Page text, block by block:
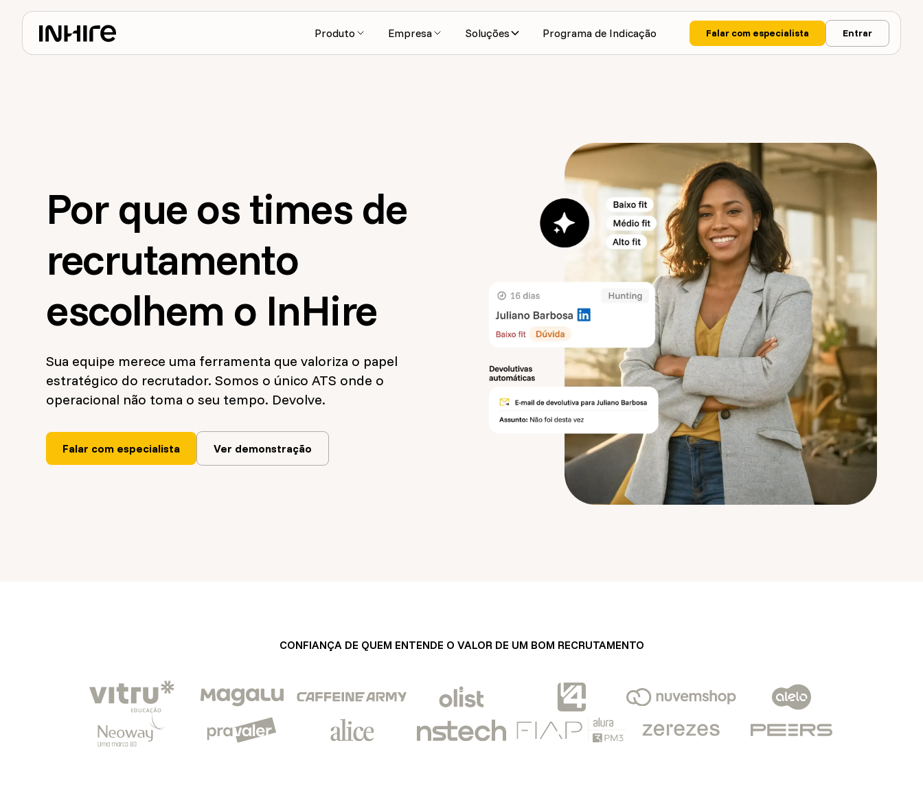
Produto Empresa Soluções Programa de Indicação Falar com especialista Entrar
Por que os times de
recrutamento
escolhem o InHire
Sua equipe merece uma ferramenta que valoriza o papel
estratégico do recrutador. Somos o único ATS onde o
operacional não toma o seu tempo. Devolve.
Falar com especialista Ver demonstração
CONFIANÇA DE QUEM ENTENDE O VALOR DE UM BOM RECRUTAMENTO